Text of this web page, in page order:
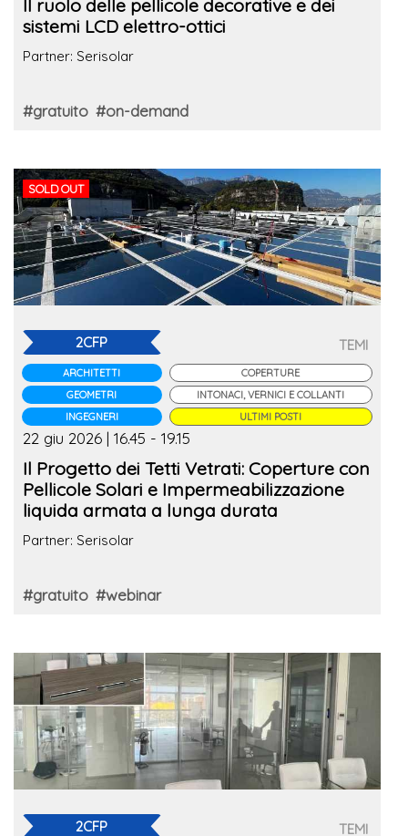
Il ruolo delle pellicole decorative e dei
sistemi LCD elettro-ottici
Partner: Serisolar
#gratuito #on-demand
SOLD OUT
2CFP
ARCHITETTI
GEOMETRI
INGEGNERI
TEMI
COPERTURE
INTONACI, VERNICI E COLLANTI
ULTIMI POSTI
22 giu 2026 | 16.45 - 19.15
Il Progetto dei Tetti Vetrati: Coperture con
Pellicole Solari e Impermeabilizzazione
liquida armata a lunga durata
Partner: Serisolar
#gratuito #webinar
2CFP TEMI